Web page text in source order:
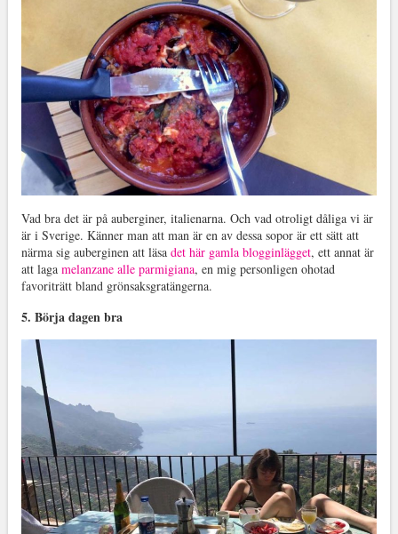
Vad bra det är på auberginer, italienarna. Och vad otroligt dåliga vi är
är i Sverige. Känner man att man är en av dessa sopor är ett sätt att
närma sig auberginen att läsa det här gamla blogginlägget, ett annat är
att laga melanzane alle parmigiana, en mig personligen ohotad
favoriträtt bland grönsaksgratängerna.
5. Börja dagen bra